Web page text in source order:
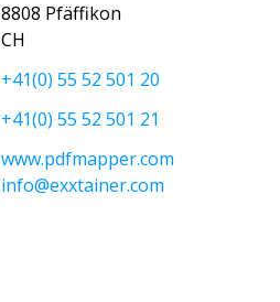
8808 Pfäffikon
CH
+41(0) 55 52 501 20
+41(0) 55 52 501 21
www.pdfmapper.com
info@exxtainer.com